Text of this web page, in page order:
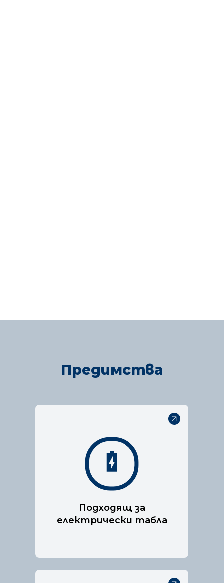
Предимства
Подходящ за
електрически табла
Нашата технология за
пожарогасене е специално
разработена, за да е
подходяща за електрически